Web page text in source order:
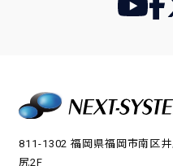
811-1302 福岡県福岡市南区
尻2F